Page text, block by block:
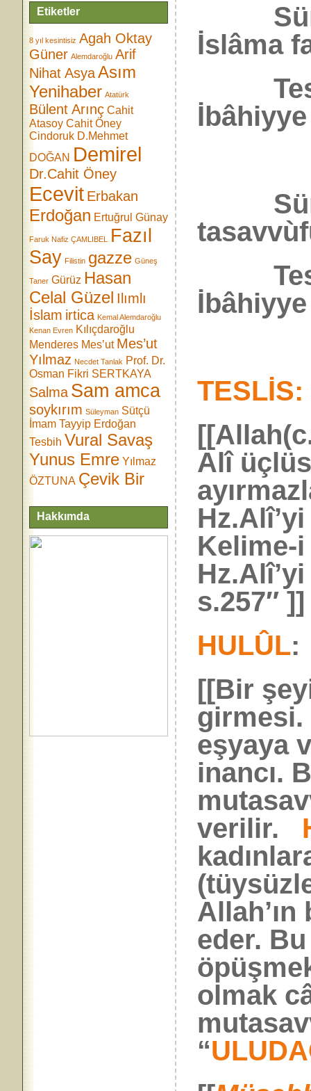
Etiketler
8 yıl kesintisiz Agah Oktay
Güner Alemdaroğlu Arif
Nihat AsyaAsım
Yenihaber Atatürk
Bülent Arınç Cahit
Atasoy Cahit Öney
Cindoruk D.Mehmet
DOĞAN Demirel
Dr.Cahit Öney
Ecevit Erbakan
Erdoğan Ertuğrul Günay
Faruk Nafiz ÇAMLIBEL
Fazıl
Say Filistin gazze Güneş
Taner Gürüz Hasan
Celal Güzel Ilımlı
İslam irtica Kemal Alemdaroğlu
Kenan Evren Kılıçdaroğlu
Menderes Mes’ut Mes’ut
Yılmaz Necdet Tanlak Prof. Dr.
Osman Fikri SERTKAYA
Salma Sam amca
soykırım Süleyman Sütçü
İmam Tayyip Erdoğan
Tesbih Vural Savaş
Yunus Emre Yılmaz
ÖZTUNA Çevik Bir
Hakkımda
İslâma
İbâhiyye
İbâhiyye
TESLİS:
Alî
Kelime-
s.257″ ]]
HULÛL:
[[Bir
girmesi.
eşyaya
inancı.
verilir.
Allah’ın
eder.
olmak
“